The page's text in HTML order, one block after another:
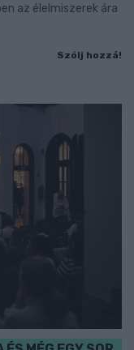
az élelmiszerek ára
Szólj hozzá!